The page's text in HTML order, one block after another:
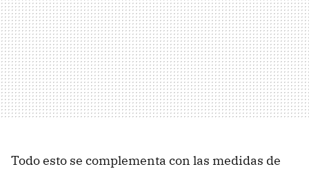
Todo esto se complementa con las medidas de